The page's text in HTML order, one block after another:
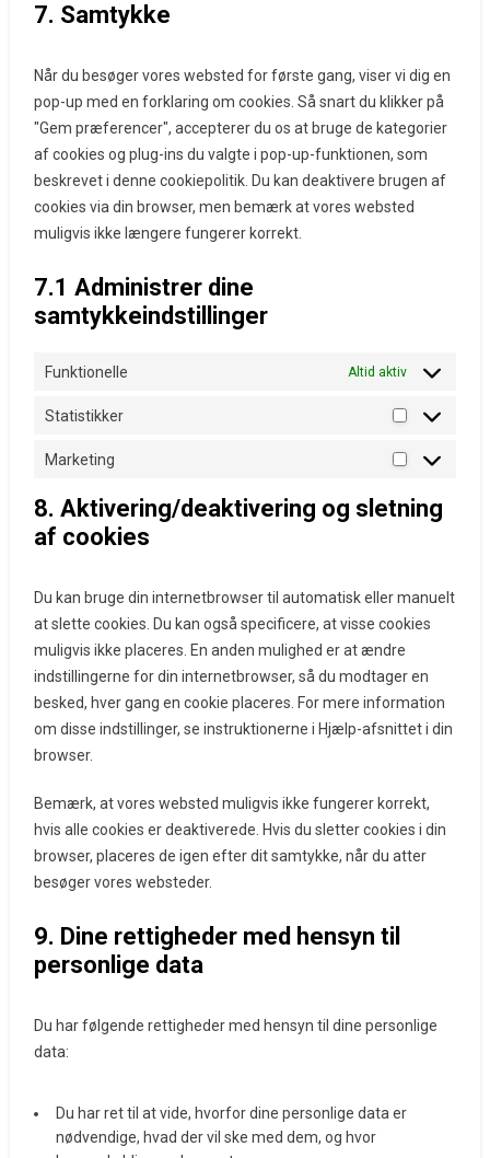
7. Samtykke
Når du besøger vores websted for første gang, viser vi dig en
pop-up med en forklaring om cookies. Så snart du klikker på
"Gem præferencer", accepterer du os at bruge de kategorier
af cookies og plug-ins du valgte i pop-up-funktionen, som
beskrevet i denne cookiepolitik. Du kan deaktivere brugen af ​​
cookies via din browser, men bemærk at vores websted
muligvis ikke længere fungerer korrekt.
7.1 Administrer dine
samtykkeindstillinger
Funktionelle Altid aktiv
Statistikker
Statistikker
Marketing
Marketing
8. Aktivering/deaktivering og sletning
af cookies
Du kan bruge din internetbrowser til automatisk eller manuelt
at slette cookies. Du kan også specificere, at visse cookies
muligvis ikke placeres. En anden mulighed er at ændre
indstillingerne for din internetbrowser, så du modtager en
besked, hver gang en cookie placeres. For mere information
om disse indstillinger, se instruktionerne i Hjælp-afsnittet i din
browser.
Bemærk, at vores websted muligvis ikke fungerer korrekt,
hvis alle cookies er deaktiverede. Hvis du sletter cookies i din
browser, placeres de igen efter dit samtykke, når du atter
besøger vores websteder.
9. Dine rettigheder med hensyn til
personlige data
Du har følgende rettigheder med hensyn til dine personlige
data:
Du har ret til at vide, hvorfor dine personlige data er
nødvendige, hvad der vil ske med dem, og hvor